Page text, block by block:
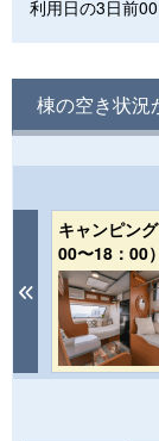
利用日の3日前
棟の空き状況
Previous
キャンピン
00〜18：00）